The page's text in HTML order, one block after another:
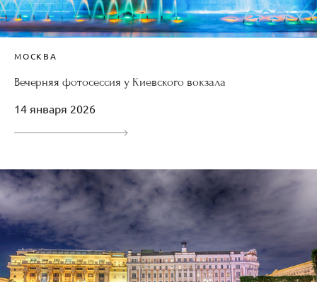
МОСКВА
Вечерняя фотосессия у Киевского вокзала
14 января 2026